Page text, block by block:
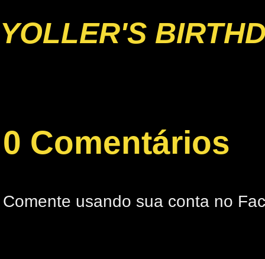
YOLLER'S
0 Comentários
Comente usando sua conta no